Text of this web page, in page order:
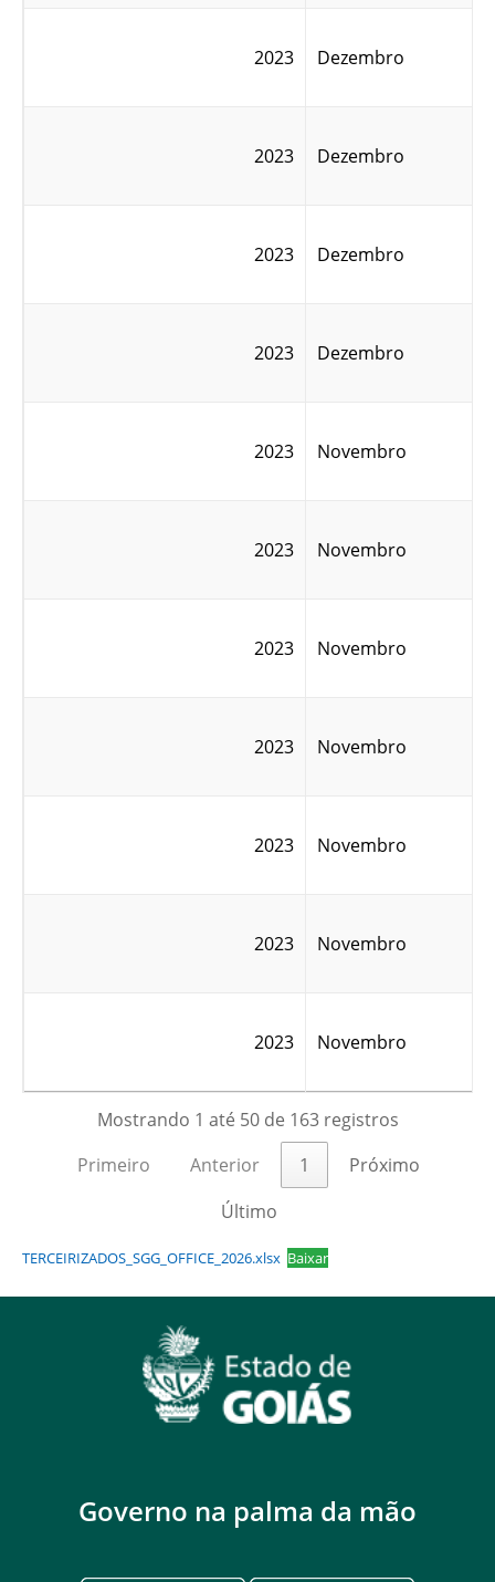
2023 Dezembro
2023 Dezembro
2023 Dezembro
2023 Dezembro
2023 Novembro
2023 Novembro
2023 Novembro
2023 Novembro
2023 Novembro
2023 Novembro
2023 Novembro
Mostrando 1 até 50 de 163 registros
Primeiro
Anterior 1
Próximo
Último
TERCEIRIZADOS_SGG_OFFICE_2026.xlsx Baixar
Governo na palma da mão